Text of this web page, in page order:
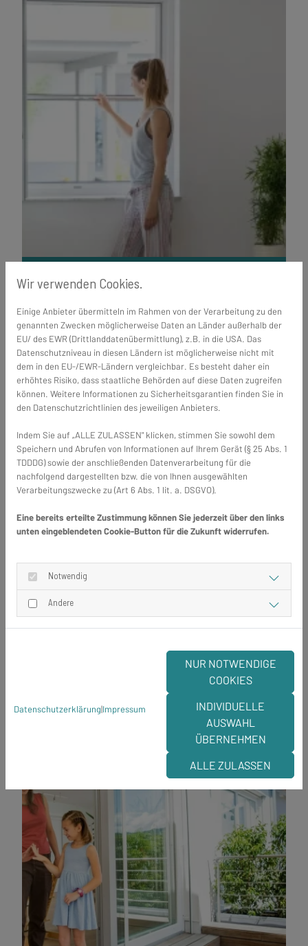
Rollo für Fenster
Mehr erfahren
Fliegengitter für Dachfenster
Wir verwenden Cookies.
Einige Anbieter übermitteln im Rahmen von der Verarbeitung zu den
genannten Zwecken möglicherweise Daten an Länder außerhalb der
EU/ des EWR (Drittlanddatenübermittlung), z.B. in die USA. Das
Datenschutzniveau in diesen Ländern ist möglicherweise nicht mit
dem in den EU-/EWR-Ländern vergleichbar. Es besteht daher ein
erhöhtes Risiko, dass staatliche Behörden auf diese Daten zugreifen
können. Weitere Informationen zu Sicherheitsgarantien finden Sie in
den Datenschutzrichtlinien des jeweiligen Anbieters.
Indem Sie auf „ALLE ZULASSEN" klicken, stimmen Sie sowohl dem
Speichern und Abrufen von Informationen auf Ihrem Gerät (§ 25 Abs. 1
TDDDG) sowie der anschließenden Datenverarbeitung für die
nachfolgend dargestellten bzw. die von Ihnen ausgewählten
Verarbeitungszwecke zu (Art 6 Abs. 1 lit. a. DSGVO).
Eine bereits erteilte Zustimmung können Sie jederzeit über den links
unten eingeblendeten Cookie-Button für die Zukunft widerrufen.
Notwendig
Andere
Datenschutzerklärung|Impressum
NUR NOTWENDIGE
COOKIES
INDIVIDUELLE
AUSWAHL
ÜBERNEHMEN
ALLE ZULASSEN